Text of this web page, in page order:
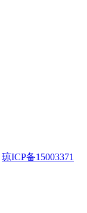
琼ICP备15003371